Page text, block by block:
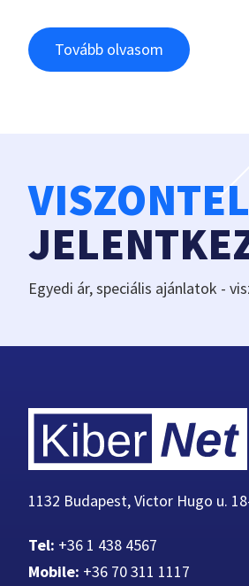
Tovább olvasom
Egyedi ár, speciális ajánlatok -
1132 Budapest, Victor Hugo u.
Tel: +36 1 438 4567
Mobile: +36 70 311 1117